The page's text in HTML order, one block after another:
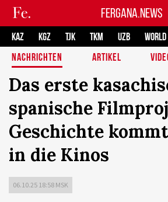
FERGANA.NEWS
KAZ KGZ TJK TKM UZB
WORLD
NACHRICHTEN
ARTIKEL
Das erste
spanische
Geschichte
in die Kinos
06.10.25 18:58 MSK